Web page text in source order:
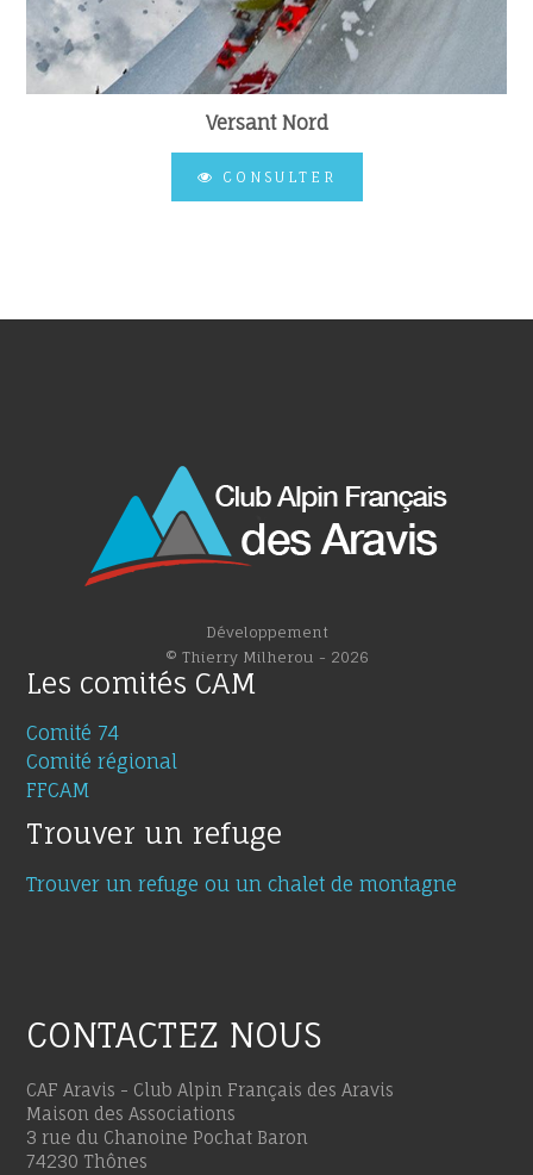
Versant Nord
CONSULTER
Développement
© Thierry Milherou - 2026
Les comités CAM
Comité 74
Comité régional
FFCAM
Trouver un refuge
Trouver un refuge ou un chalet de montagne
CONTACTEZ NOUS
CAF Aravis - Club Alpin Français des Aravis
Maison des Associations
3 rue du Chanoine Pochat Baron
74230 Thônes